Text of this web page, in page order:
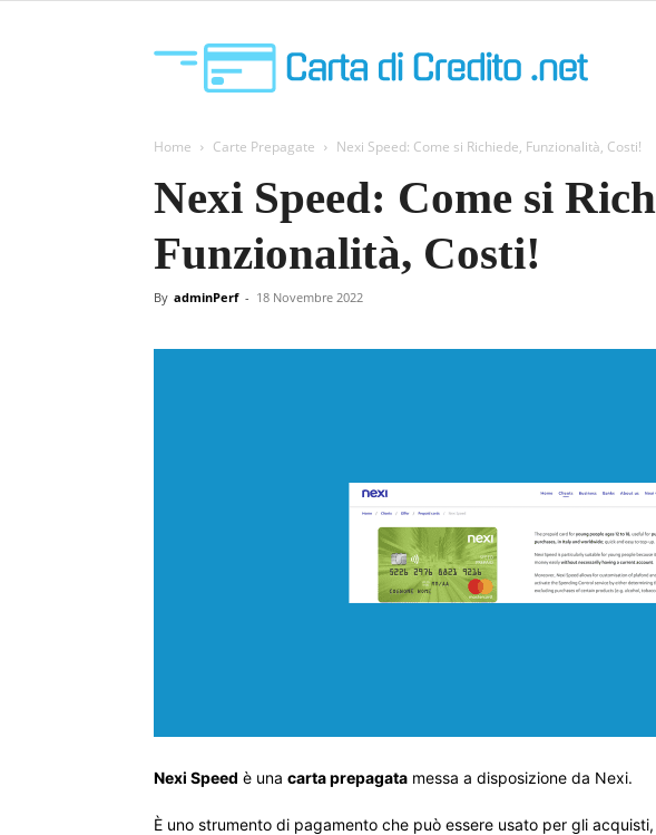
Carta
di
Home Carte Prepagate Nexi Speed: Come si Richiede, Funzionalità, Costi!
Nexi Speed: Come si
Funzionalità, Costi!
By adminPerf - 18 Novembre 2022
Nexi Speed è una carta prepagata messa a disposizione da Nexi.
È uno strumento di pagamento che può essere usato per gli